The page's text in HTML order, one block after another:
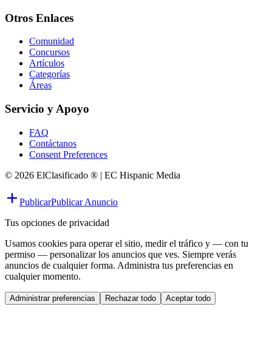
Otros Enlaces
Comunidad
Concursos
Artículos
Categorías
Áreas
Servicio y Apoyo
FAQ
Contáctanos
Consent Preferences
© 2026 ElClasificado ® | EC Hispanic Media
PublicarPublicar Anuncio
Tus opciones de privacidad
Usamos cookies para operar el sitio, medir el tráfico y — con tu
permiso — personalizar los anuncios que ves. Siempre verás
anuncios de cualquier forma. Administra tus preferencias en
cualquier momento.
Administrar preferencias Rechazar todo Aceptar todo